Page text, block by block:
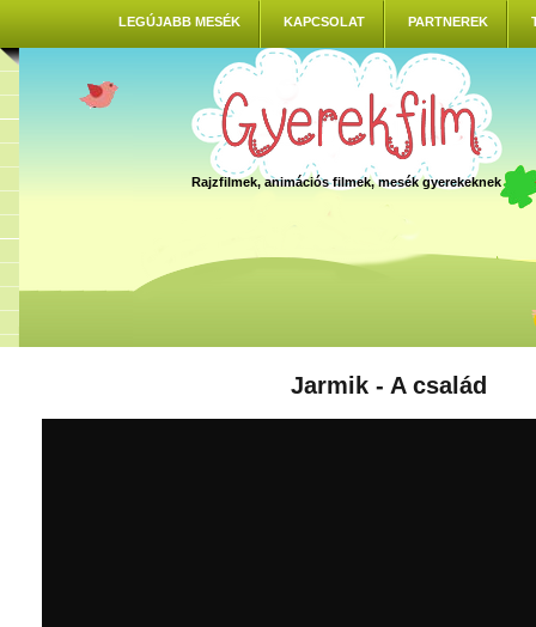
LEGÚJABB MESÉK KAPCSOLAT PARTNEREK
Rajzfilmek, animációs filmek, mesék gyerekeknek
Jarmik - A család